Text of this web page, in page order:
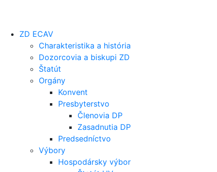
ZD ECAV
Charakteristika a história
Dozorcovia a biskupi ZD
Štatút
Orgány
Konvent
Presbyterstvo
Členovia DP
Zasadnutia DP
Predsedníctvo
Výbory
Hospodársky výbor